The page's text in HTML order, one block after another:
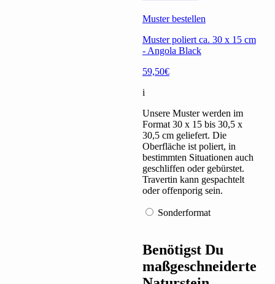
Muster bestellen
Muster poliert ca. 30 x 15 cm
- Angola Black
59,50€
i
Unsere Muster werden im
Format 30 x 15 bis 30,5 x
30,5 cm geliefert. Die
Oberfläche ist poliert, in
bestimmten Situationen auch
geschliffen oder gebürstet.
Travertin kann gespachtelt
oder offenporig sein.
Sonderformat
Benötigst Du
maßgeschneiderte